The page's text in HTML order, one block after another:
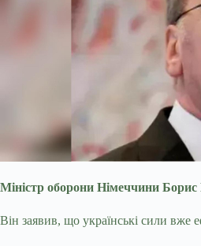
Міністр оборони Німеччини Борис
Він заявив, що українські сили вже